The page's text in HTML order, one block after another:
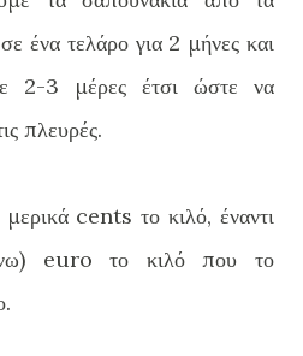
ένα τελάρο για 2 μήνες και
2-3 μέρες έτσι ώστε να
πλευρές.
cents το κιλό, έναντι
euro το κιλό που το